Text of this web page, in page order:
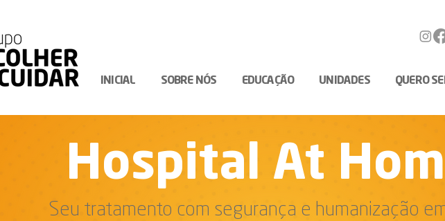
INICIAL SOBRE NÓS EDUCAÇÃO UNIDADES QUERO
Hospital At
Seu tratamento com segurança e humanização